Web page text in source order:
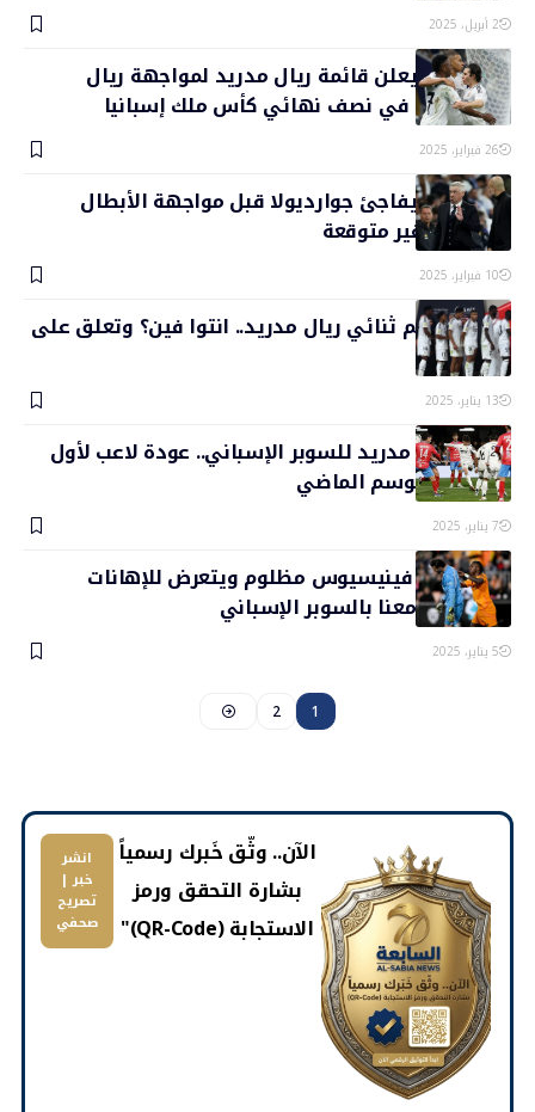
2 أبريل، 2025
أنشيلوتي يعلن قائمة ريال مدريد لمواجهة ريال
سوسييداد في نصف نهائي كأس ملك إسبانيا
26 فبراير، 2025
أنشيلوتي يفاجئ جوارديولا قبل مواجهة الأبطال
بتصريحات غير متوقعة
10 فبراير، 2025
ماركا تهاجم ثنائي ريال مدريد.. انتوا فين؟ وتعلق على
أداء مبابي
13 يناير، 2025
قائمة ريال مدريد للسوبر الإسباني.. عودة لاعب لأول
مرة من الموسم الماضي
7 يناير، 2025
أنشيلوتي: فينيسيوس مظلوم ويتعرض للإهانات
وسيتواجد معنا بالسوبر الإسباني
5 يناير، 2025
1
2
​الآن.. وثّق خَبرك رسمياً
بشارة التحقق ورمز
الاستجابة (QR-Code)"
انشر
خبر |
تصريح
صحفي